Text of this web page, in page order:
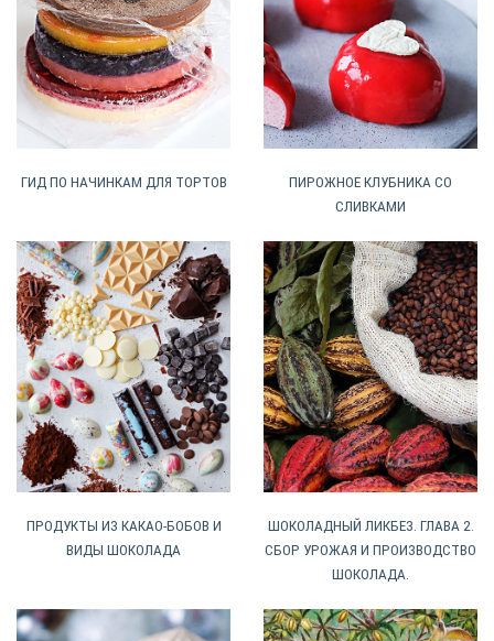
ГИД ПО НАЧИНКАМ ДЛЯ ТОРТОВ
ПИРОЖНОЕ КЛУБНИКА СО
СЛИВКАМИ
ПРОДУКТЫ ИЗ КАКАО-БОБОВ И
ВИДЫ ШОКОЛАДА
ШОКОЛАДНЫЙ ЛИКБЕЗ. ГЛАВА 2.
СБОР УРОЖАЯ И ПРОИЗВОДСТВО
ШОКОЛАДА.